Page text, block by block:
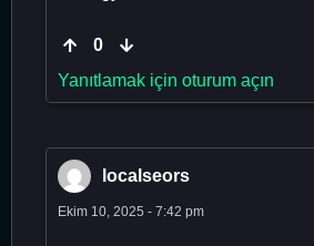
0
Yanıtlamak için oturum açın
localseors
Ekim 10, 2025 - 7:42 pm